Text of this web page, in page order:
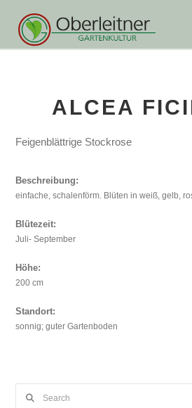
ALCEA
Feigenblättrige Stockrose
Beschreibung:
einfache, schalenförm. Blüten in weiß, gelb,
Blütezeit:
Juli- September
Höhe:
200 cm
Standort:
sonnig; guter Gartenboden